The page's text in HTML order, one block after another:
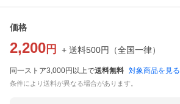
価格
2,200 円 + 送料500円 （全国一律）
同一ストア3,000円以上で送料無料 対象商品を見る
条件により送料が異なる場合があります。